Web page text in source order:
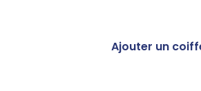
Ajouter un